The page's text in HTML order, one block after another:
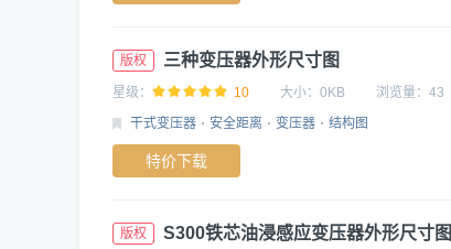
版权 三种变压器外形尺寸图
星级： 10 大小： 0KB 浏览量： 43
干式变压器
安全距离 变压器 结构图
特价下载
版权 S300铁芯油浸感应变压器外形尺寸图